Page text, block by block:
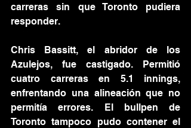
carreras sin que Toronto pudiera
responder.
Chris Bassitt, el abridor de los
Azulejos, fue castigado. Permitió
cuatro carreras en 5.1 innings,
enfrentando una alineación que no
permitía errores. El bullpen de
Toronto tampoco pudo contener el